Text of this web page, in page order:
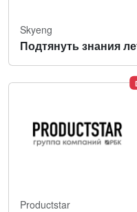
Skyeng
Подтянуть знания
Productstar